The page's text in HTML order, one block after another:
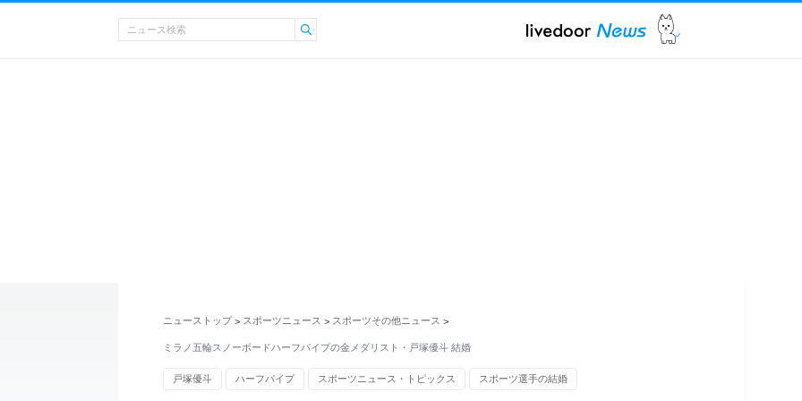
ニューストップ > スポーツニュース > スポーツその他ニュース >
ミラノ五輪スノーボードハーフパイプの金メダリスト・戸塚優斗 結婚
戸塚優斗 ハーフパイプ スポーツニュース・トピックス スポーツ選手の結婚